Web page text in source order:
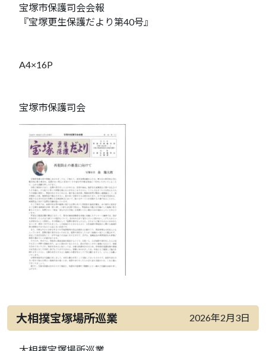
宝塚市保護司会会報
『宝塚更生保護だより第40号』
A4×16P
宝塚市保護司会
大相撲宝塚場所巡業 2026年2月3日